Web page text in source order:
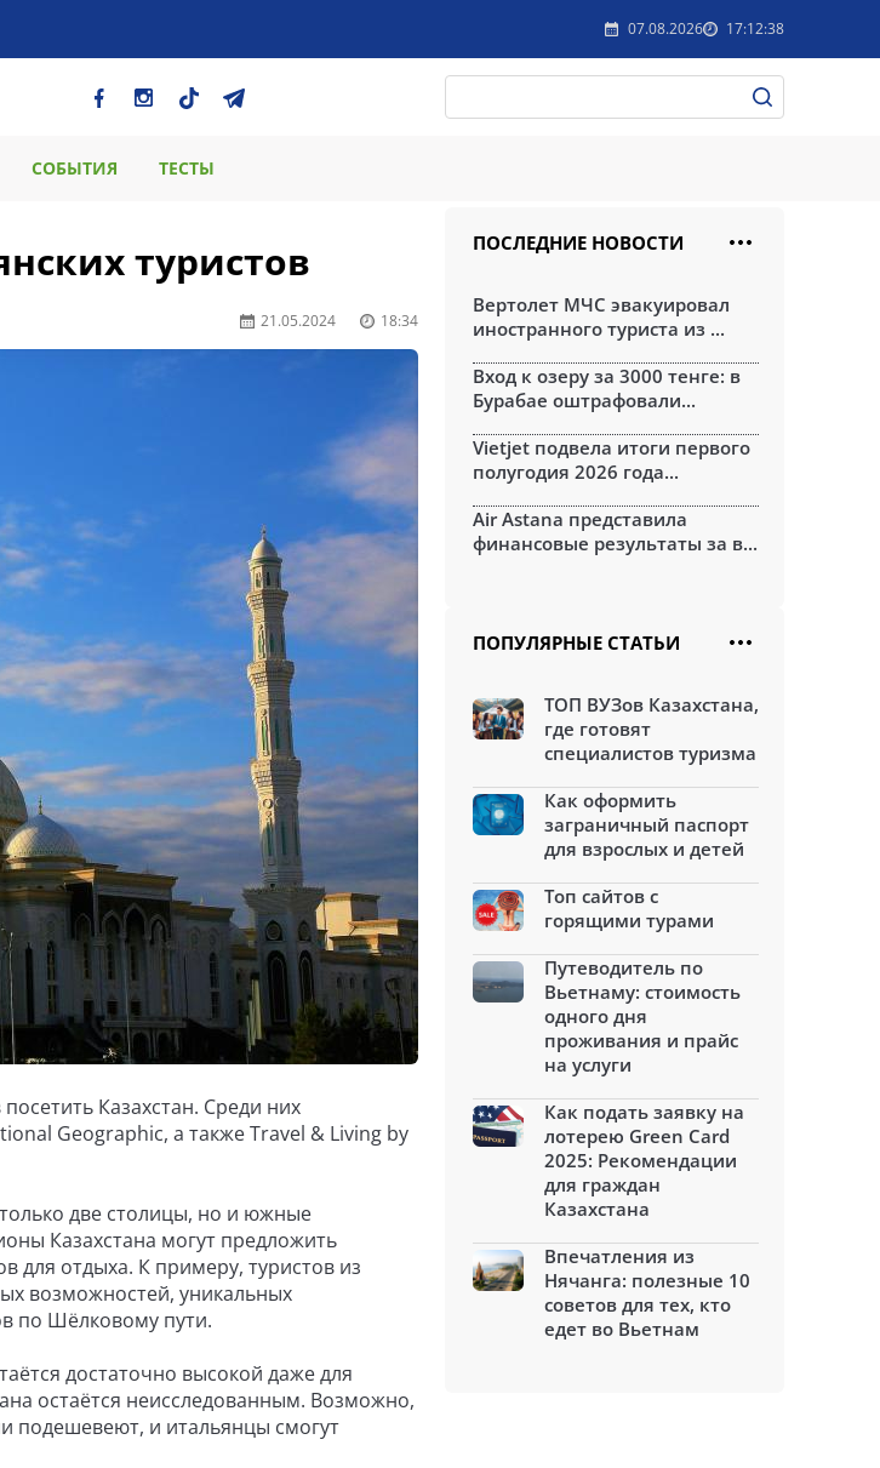
07.08.2026 17:12:38
СОБЫТИЯ ТЕСТЫ
туристов
21.05.2024 18:34
Казахстан. Среди них
Geographic, а также Travel & Living by
две столицы, но и южные
Казахстана могут предложить
для отдыха. К примеру, туристов из
возможностей, уникальных
по Шёлковому пути.
достаточно высокой даже для
остаётся неисследованным. Возможно,
подешевеют, и итальянцы смогут
ПОСЛЕДНИЕ НОВОСТИ
Вертолет МЧС эвакуировал
иностранного туриста из ...
Вход к озеру за 3000 тенге: в
Бурабае оштрафовали...
Vietjet подвела итоги первого
полугодия 2026 года...
Air Astana представила
финансовые результаты за в...
ПОПУЛЯРНЫЕ СТАТЬИ
ТОП ВУЗов Казахстана,
где готовят
специалистов туризма
Как оформить
заграничный паспорт
для взрослых и детей
Топ сайтов с
горящими турами
Путеводитель по
Вьетнаму: стоимость
одного дня
проживания и прайс
на услуги
Как подать заявку на
лотерею Green Card
2025: Рекомендации
для граждан
Казахстана
Впечатления из
Нячанга: полезные 10
советов для тех, кто
едет во Вьетнам